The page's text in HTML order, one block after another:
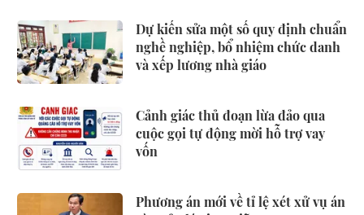
Dự kiến sửa một số quy định chuẩn
nghề nghiệp, bổ nhiệm chức danh
và xếp lương nhà giáo
Cảnh giác thủ đoạn lừa đảo qua
cuộc gọi tự động mời hỗ trợ vay
vốn
Phương án mới về tỉ lệ xét xử vụ án